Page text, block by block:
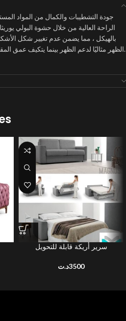
جودة التشطيبات والكمال من المواد
الراحة العالية من خلال حشوة البولي
بالهيكل ، مما يضمن عدم تغيير شكل الأشكال
الظهر مثاليًا لدعم الظهر بينما يتكيف عمق المقعد مع كل من المحادثة والاسترخاء.
سرير أريكة قابلة للتحويل
3500د.ت